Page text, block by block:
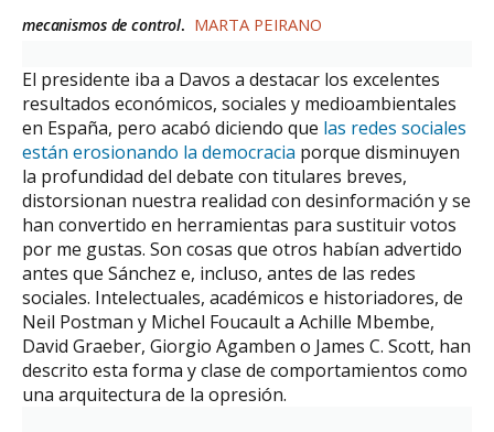
mecanismos de control. MARTA PEIRANO
El presidente iba a Davos a destacar los excelentes
resultados económicos, sociales y medioambientales
en España, pero acabó diciendo que las redes sociales
están erosionando la democracia porque disminuyen
la profundidad del debate con titulares breves,
distorsionan nuestra realidad con desinformación y se
han convertido en herramientas para sustituir votos
por me gustas. Son cosas que otros habían advertido
antes que Sánchez e, incluso, antes de las redes
sociales. Intelectuales, académicos e historiadores, de
Neil Postman y Michel Foucault a Achille Mbembe,
David Graeber, Giorgio Agamben o James C. Scott, han
descrito esta forma y clase de comportamientos como
una arquitectura de la opresión.